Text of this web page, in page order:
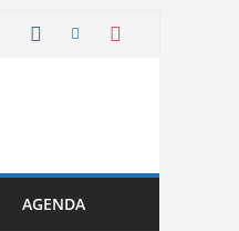
AGENDA